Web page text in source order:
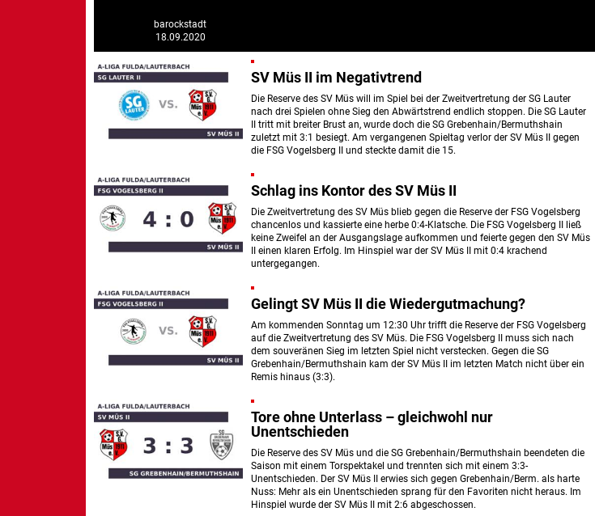
barockstadt
18.09.2020
SV Müs II im Negativtrend
Die Reserve des SV Müs will im Spiel bei der Zweitvertretung der SG Lauter
nach drei Spielen ohne Sieg den Abwärtstrend endlich stoppen. Die SG Lauter
II tritt mit breiter Brust an, wurde doch die SG Grebenhain/Bermuthshain
zuletzt mit 3:1 besiegt. Am vergangenen Spieltag verlor der SV Müs II gegen
die FSG Vogelsberg II und steckte damit die 15.
Schlag ins Kontor des SV Müs II
Die Zweitvertretung des SV Müs blieb gegen die Reserve der FSG Vogelsberg
chancenlos und kassierte eine herbe 0:4-Klatsche. Die FSG Vogelsberg II ließ
keine Zweifel an der Ausgangslage aufkommen und feierte gegen den SV Müs
II einen klaren Erfolg. Im Hinspiel war der SV Müs II mit 0:4 krachend
untergegangen.
Gelingt SV Müs II die Wiedergutmachung?
Am kommenden Sonntag um 12:30 Uhr trifft die Reserve der FSG Vogelsberg
auf die Zweitvertretung des SV Müs. Die FSG Vogelsberg II muss sich nach
dem souveränen Sieg im letzten Spiel nicht verstecken. Gegen die SG
Grebenhain/Bermuthshain kam der SV Müs II im letzten Match nicht über ein
Remis hinaus (3:3).
Tore ohne Unterlass – gleichwohl nur
Unentschieden
Die Reserve des SV Müs und die SG Grebenhain/Bermuthshain beendeten die
Saison mit einem Torspektakel und trennten sich mit einem 3:3-
Unentschieden. Der SV Müs II erwies sich gegen Grebenhain/Berm. als harte
Nuss: Mehr als ein Unentschieden sprang für den Favoriten nicht heraus. Im
Hinspiel wurde der SV Müs II mit 2:6 abgeschossen.